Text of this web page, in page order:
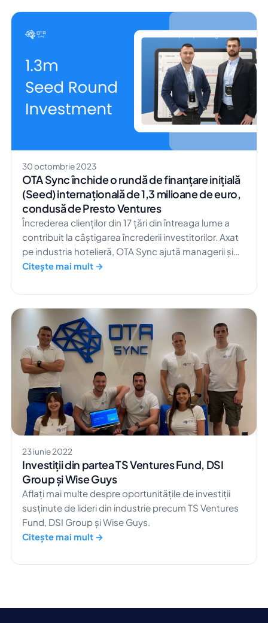
30 octombrie 2023
OTA Sync închide o rundă de finanțare inițială
(Seed) internațională de 1,3 milioane de euro,
condusă de Presto Ventures
Încrederea clienților din 17 țări din întreaga lume a
contribuit la câștigarea încrederii investitorilor. Axat
pe industria hotelieră, OTA Sync ajută managerii și
angajații să gestioneze afacerea dintr-un singur loc.
a unei runde extinse de finanțare inițială (Seed), în
valoare de 1,3 milioane de euro. Această finanțare,
condusă de […]
Citește mai mult →
23 iunie 2022
Investiții din partea TS Ventures Fund, DSI
Group și Wise Guys
Aflați mai multe despre oportunitățile de investiții
susținute de lideri din industrie precum TS Ventures
Fund, DSI Group și Wise Guys.
Citește mai mult →